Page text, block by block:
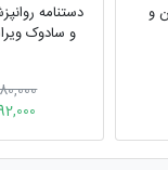
و
دستنامه
و سادوک